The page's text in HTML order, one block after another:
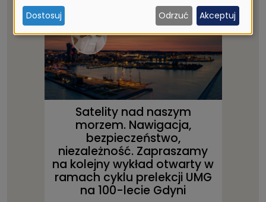
Satelity nad naszym
morzem. Nawigacja,
bezpieczeństwo,
niezależność. Zapraszamy
na kolejny wykład otwarty w
ramach cyklu prelekcji UMG
na 100-lecie Gdyni
ciasteczek
Dostosuj Odrzuć Akceptuj